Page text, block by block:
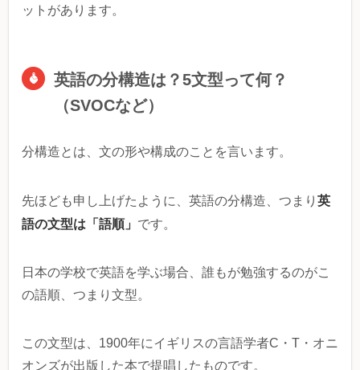
ットがあります。
英語の分構造は？5文型って何？
（SVOCなど）
分構造とは、文の形や構成のことを言います。
先ほども申し上げたように、英語の分構造、つまり 英
語の文型は「語順」 です。
日本の学校で英語を学ぶ場合、誰もが勉強するのがこ
の語順、つまり文型。
この文型は、1900年にイギリスの言語学者C・T・オニ
オンズが出版した本で提唱したものです。